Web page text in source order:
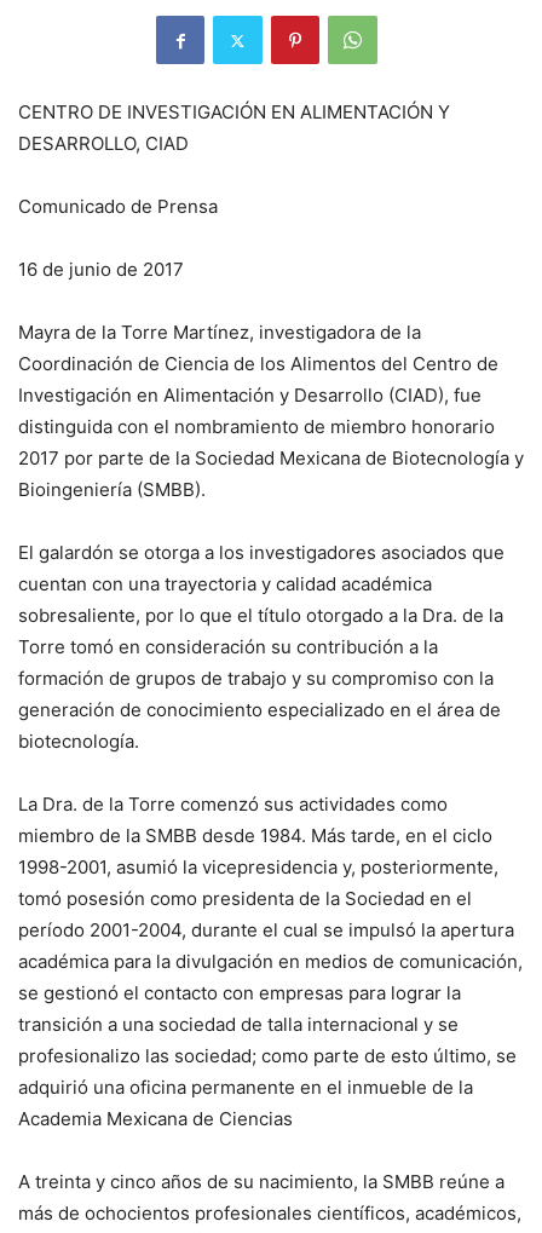
CENTRO DE INVESTIGACIÓN EN ALIMENTACIÓN Y
DESARROLLO, CIAD
Comunicado de Prensa
16 de junio de 2017
Mayra de la Torre Martínez, investigadora de la
Coordinación de Ciencia de los Alimentos del Centro de
Investigación en Alimentación y Desarrollo (CIAD), fue
distinguida con el nombramiento de miembro honorario
2017 por parte de la Sociedad Mexicana de Biotecnología y
Bioingeniería (SMBB).
El galardón se otorga a los investigadores asociados que
cuentan con una trayectoria y calidad académica
sobresaliente, por lo que el título otorgado a la Dra. de la
Torre tomó en consideración su contribución a la
formación de grupos de trabajo y su compromiso con la
generación de conocimiento especializado en el área de
biotecnología.
La Dra. de la Torre comenzó sus actividades como
miembro de la SMBB desde 1984. Más tarde, en el ciclo
1998-2001, asumió la vicepresidencia y, posteriormente,
tomó posesión como presidenta de la Sociedad en el
período 2001-2004, durante el cual se impulsó la apertura
académica para la divulgación en medios de comunicación,
se gestionó el contacto con empresas para lograr la
transición a una sociedad de talla internacional y se
profesionalizo las sociedad; como parte de esto último, se
adquirió una oficina permanente en el inmueble de la
Academia Mexicana de Ciencias
A treinta y cinco años de su nacimiento, la SMBB reúne a
más de ochocientos profesionales científicos, académicos,